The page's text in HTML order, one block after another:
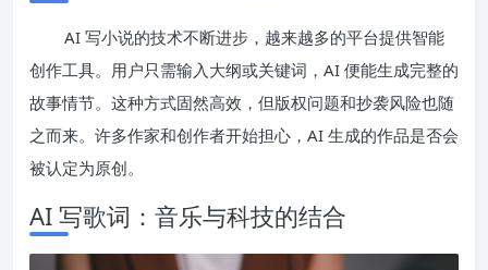
AI 写小说的技术不断进步，越来越多的平台提供智能
创作工具。用户只需输入大纲或关键词，AI 便能生成完整的
故事情节。这种方式固然高效，但版权问题和抄袭风险也随
之而来。许多作家和创作者开始担心，AI 生成的作品是否会
被认定为原创。
AI 写歌词：音乐与科技的结合